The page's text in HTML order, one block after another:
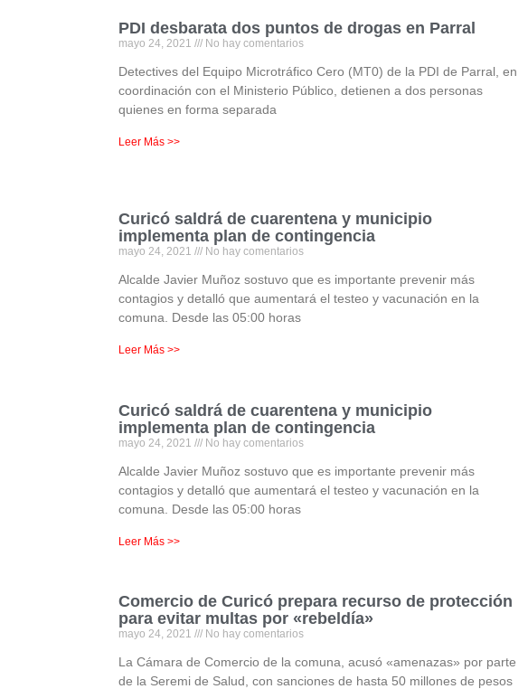
PDI desbarata dos puntos de drogas en Parral
mayo 24, 2021 No hay comentarios
Detectives del Equipo Microtráfico Cero (MT0) de la PDI de Parral, en
coordinación con el Ministerio Público, detienen a dos personas
quienes en forma separada
Leer Más >>
Curicó saldrá de cuarentena y municipio
implementa plan de contingencia
mayo 24, 2021 No hay comentarios
Alcalde Javier Muñoz sostuvo que es importante prevenir más
contagios y detalló que aumentará el testeo y vacunación en la
comuna. Desde las 05:00 horas
Leer Más >>
Curicó saldrá de cuarentena y municipio
implementa plan de contingencia
mayo 24, 2021 No hay comentarios
Alcalde Javier Muñoz sostuvo que es importante prevenir más
contagios y detalló que aumentará el testeo y vacunación en la
comuna. Desde las 05:00 horas
Leer Más >>
Comercio de Curicó prepara recurso de protección
para evitar multas por «rebeldía»
mayo 24, 2021 No hay comentarios
La Cámara de Comercio de la comuna, acusó «amenazas» por parte
de la Seremi de Salud, con sanciones de hasta 50 millones de pesos